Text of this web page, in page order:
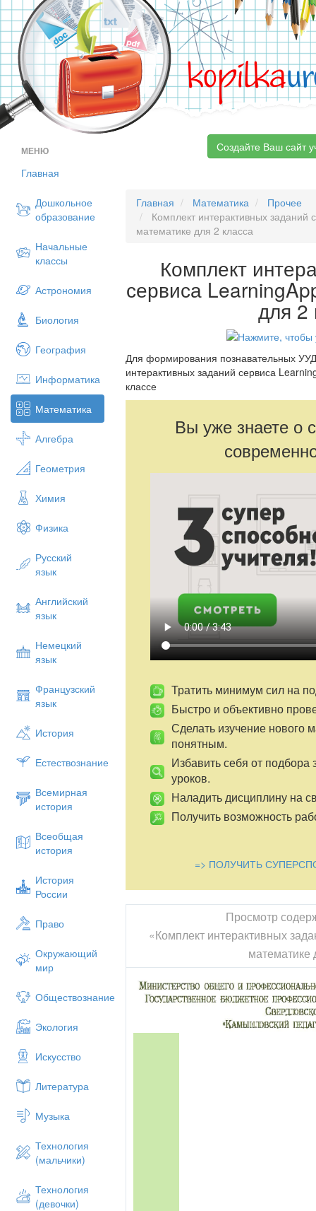
kopilka
МЕНЮ
Главная
Дошкольное
образование
Начальные
классы
Астрономия
Биология
География
Информатика
Математика
Алгебра
Геометрия
Химия
Физика
Русский
язык
Английский
язык
Немецкий
язык
Французский
язык
История
Естествознание
Всемирная
история
Всеобщая
история
История
России
Право
Окружающий
мир
Обществознание
Экология
Искусство
Литература
Музыка
Технология
(мальчики)
Технология
(девочки)
Создайте Ваш сайт
Главная Математика
Прочее
Комплект интерактивных
математике для 2 класса
Комплект
сервиса
для 2
Для формирования познавательных
интерактивных заданий сервиса
классе
Вы уже знаете о
Тратить минимум сил на
Быстро и объективно
Сделать изучение нового
понятным.
Избавить себя от подбора
уроков.
Наладить дисциплину на
Получить возможность
=> ПОЛУЧИТЬ
Просмотр
«Комплект интерактивных
математике